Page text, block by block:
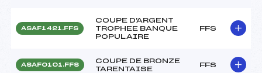
ASAF1421.FFS
COUPE D'ARGENT
TROPHEE BANQUE
POPULAIRE
FFS
ASAF0101.FFS
COUPE DE BRONZE
TARENTAISE
FFS